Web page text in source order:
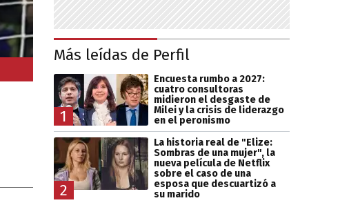
Más leídas de Perfil
1
Encuesta rumbo a 2027:
cuatro consultoras
midieron el desgaste de
Milei y la crisis de liderazgo
en el peronismo
2
La historia real de "Elize:
Sombras de una mujer", la
nueva película de Netflix
sobre el caso de una
esposa que descuartizó a
su marido